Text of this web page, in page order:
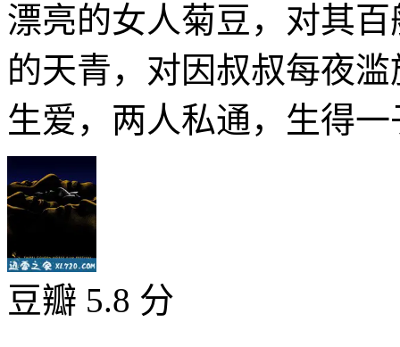
漂亮的女人菊豆，对其
的天青，对因叔叔每夜
生爱，两人私通，生得
豆瓣 5.8 分